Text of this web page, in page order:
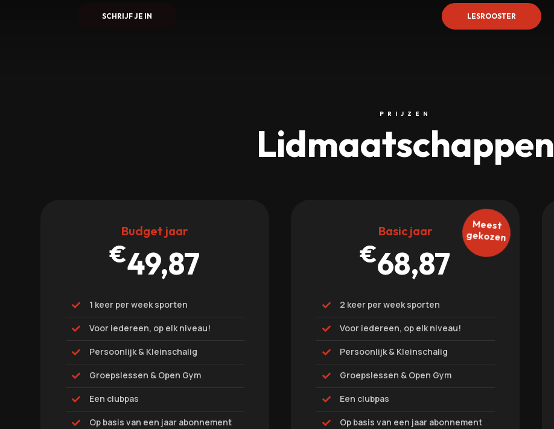
SCHRIJF JE IN LESROOSTER
PRIJZEN
Lidmaatschappen
Budget jaar
€49,87
 1 keer per week sporten
 Voor iedereen, op elk niveau!
 Persoonlijk & Kleinschalig
 Groepslessen & Open Gym
 Een clubpas
 Op basis van een jaar abonnement
Meest
gekozen
Basic jaar
€68,87
 2 keer per week sporten
 Voor iedereen, op elk niveau!
 Persoonlijk & Kleinschalig
 Groepslessen & Open Gym
 Een clubpas
 Op basis van een jaar abonnement